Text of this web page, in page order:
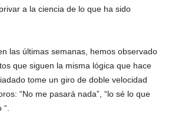
a la ciencia de lo que ha sido
las últimas semanas, hemos observado
que siguen la misma lógica que hace
tome un giro de doble velocidad
“No me pasará nada”, “lo sé lo que